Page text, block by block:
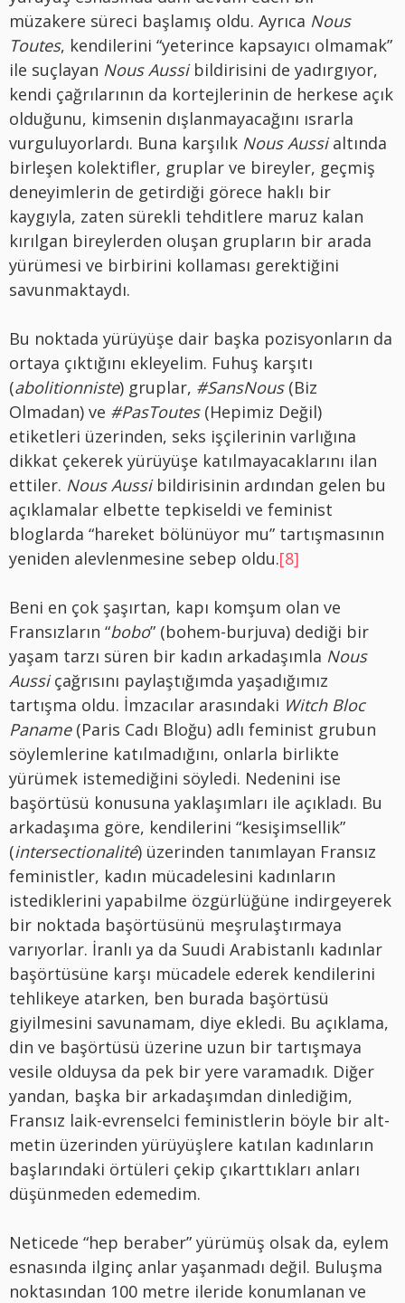
müzakere süreci başlamış oldu. Ayrıca Nous
Toutes, kendilerini “yeterince kapsayıcı olmamak”
ile suçlayan Nous Aussibildirisini de yadırgıyor,
kendi çağrılarının da kortejlerinin de herkese açık
olduğunu, kimsenin dışlanmayacağını ısrarla
vurguluyorlardı. Buna karşılık Nous Aussialtında
birleşen kolektifler, gruplar ve bireyler, geçmiş
deneyimlerin de getirdiği görece haklı bir
kaygıyla, zaten sürekli tehditlere maruz kalan
kırılgan bireylerden oluşan grupların bir arada
yürümesi ve birbirini kollaması gerektiğini
savunmaktaydı.
Bu noktada yürüyüşe dair başka pozisyonların da
ortaya çıktığını ekleyelim. Fuhuş karşıtı
(abolitionniste) gruplar, #SansNous(Biz
Olmadan) ve #PasToutes(Hepimiz Değil)
etiketleri üzerinden, seks işçilerinin varlığına
dikkat çekerek yürüyüşe katılmayacaklarını ilan
ettiler. Nous Aussibildirisinin ardından gelen bu
açıklamalar elbette tepkiseldi ve feminist
bloglarda “hareket bölünüyor mu” tartışmasının
yeniden alevlenmesine sebep oldu.[8]
Beni en çok şaşırtan, kapı komşum olan ve
Fransızların “bobo” (bohem-burjuva) dediği bir
yaşam tarzı süren bir kadın arkadaşımla Nous
Aussiçağrısını paylaştığımda yaşadığımız
tartışma oldu. İmzacılar arasındaki Witch Bloc
Paname(Paris Cadı Bloğu) adlı feminist grubun
söylemlerine katılmadığını, onlarla birlikte
yürümek istemediğini söyledi. Nedenini ise
başörtüsü konusuna yaklaşımları ile açıkladı. Bu
arkadaşıma göre, kendilerini “kesişimsellik”
(intersectionalité) üzerinden tanımlayan Fransız
feministler, kadın mücadelesini kadınların
istediklerini yapabilme özgürlüğüne indirgeyerek
bir noktada başörtüsünü meşrulaştırmaya
varıyorlar. İranlı ya da Suudi Arabistanlı kadınlar
başörtüsüne karşı mücadele ederek kendilerini
tehlikeye atarken, ben burada başörtüsü
giyilmesini savunamam, diye ekledi. Bu açıklama,
din ve başörtüsü üzerine uzun bir tartışmaya
vesile olduysa da pek bir yere varamadık. Diğer
yandan, başka bir arkadaşımdan dinlediğim,
Fransız laik-evrenselci feministlerin böyle bir alt-
metin üzerinden yürüyüşlere katılan kadınların
başlarındaki örtüleri çekip çıkarttıkları anları
düşünmeden edemedim.
Neticede “hep beraber” yürümüş olsak da, eylem
esnasında ilginç anlar yaşanmadı değil. Buluşma
noktasından 100 metre ileride konumlanan ve